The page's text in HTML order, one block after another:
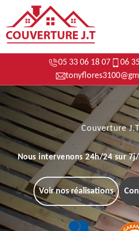
05 33 06 18 07
06
Couverture
Nous intervenons 24h/24 sur
Voir nos réalisations